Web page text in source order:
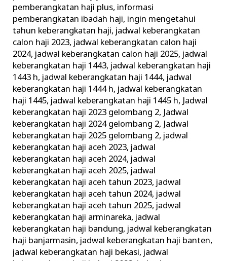
pemberangkatan haji plus, informasi
pemberangkatan ibadah haji, ingin mengetahui
tahun keberangkatan haji, jadwal keberangkatan
calon haji 2023, jadwal keberangkatan calon haji
2024, jadwal keberangkatan calon haji 2025, jadwal
keberangkatan haji 1443, jadwal keberangkatan haji
1443 h, jadwal keberangkatan haji 1444, jadwal
keberangkatan haji 1444 h, jadwal keberangkatan
haji 1445, jadwal keberangkatan haji 1445 h, Jadwal
keberangkatan haji 2023 gelombang 2, Jadwal
keberangkatan haji 2024 gelombang 2, Jadwal
keberangkatan haji 2025 gelombang 2, jadwal
keberangkatan haji aceh 2023, jadwal
keberangkatan haji aceh 2024, jadwal
keberangkatan haji aceh 2025, jadwal
keberangkatan haji aceh tahun 2023, jadwal
keberangkatan haji aceh tahun 2024, jadwal
keberangkatan haji aceh tahun 2025, jadwal
keberangkatan haji arminareka, jadwal
keberangkatan haji bandung, jadwal keberangkatan
haji banjarmasin, jadwal keberangkatan haji banten,
jadwal keberangkatan haji bekasi, jadwal